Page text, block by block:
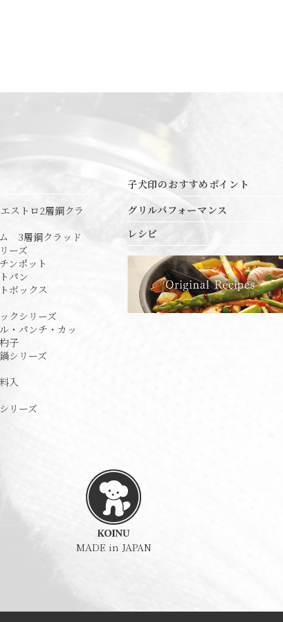
ストロ2層鋼クラ
3層鋼クラッド
ーズ
ンポット
パン
ボックス
クシリーズ
・パンチ・カッ
子
シリーズ
入
リーズ
子犬印のおすすめポイント
グリルパフォーマンス
レシピ
MADE in JAPAN